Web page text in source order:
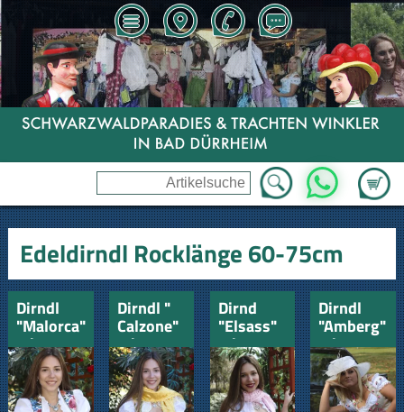
Zum
WhatsApp
Edeldirndl Rocklänge 60-75cm
Dirndl
"Malorca"
mit
Schürze
Dirndl "
Calzone"
mit
Edelschürze
Dirnd
"Elsass"
mit
Schürze
Dirndl
"Amberg"
mit
Schürze
und
Petticoat